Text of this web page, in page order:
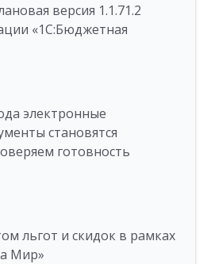
версия 1.1.71.2
«1C:Бюджетная
электронные
становятся
готовность
льгот и скидок в рамках
Мир»